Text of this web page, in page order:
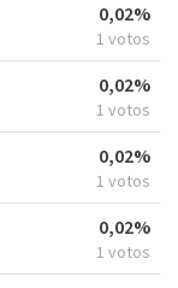
0,02%
1 votos
0,02%
1 votos
0,02%
1 votos
0,02%
1 votos